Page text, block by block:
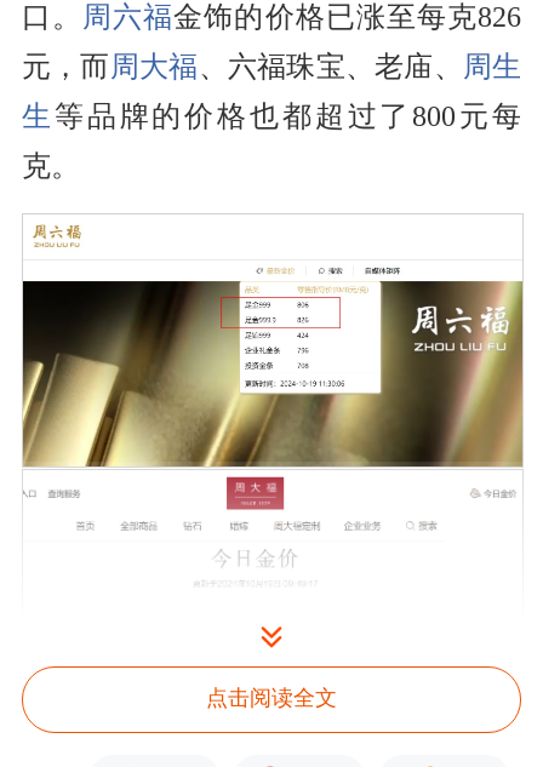
口。
周六福金饰的价格已涨至每克826
元，而 周大福、六福珠宝、老庙、
周生
生 等品牌的价格也都超过了800元每
克。
点击阅读全文